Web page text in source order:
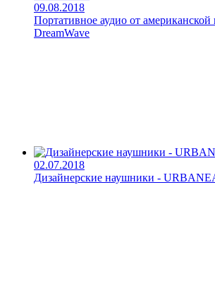
09.08.2018
Портативное аудио от
DreamWave
02.07.2018
Дизайнерские наушники -